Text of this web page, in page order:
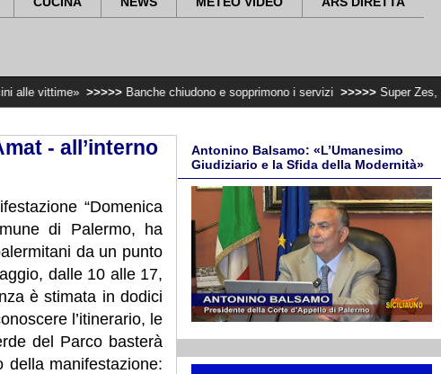
>>>>> Banche chiudono e sopprimono i servizi >>>>> Super Zes, governo
- all’interno
“Domenica
di Palermo, ha
da un punto
dalle 10 alle 17,
è stimata in dodici
l’itinerario, le
del Parco basterà
manifestazione:
Antonino Balsamo: «L’Umanesimo
Giudiziario e la Sfida della Modernità»